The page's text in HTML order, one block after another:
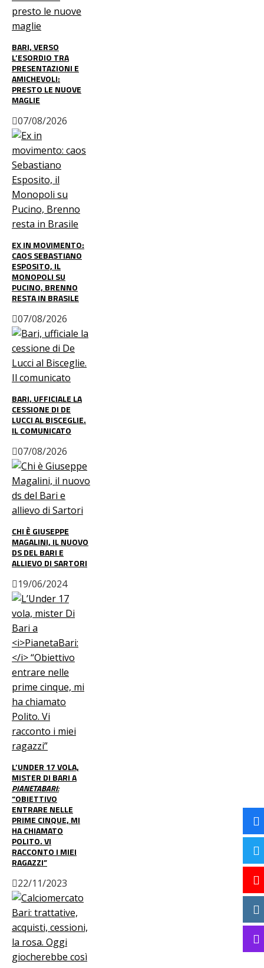
BARI, VERSO
L’ESORDIO TRA
PRESENTAZIONI E
AMICHEVOLI:
PRESTO LE NUOVE
MAGLIE
07/08/2026
EX IN MOVIMENTO:
CAOS SEBASTIANO
ESPOSITO, IL
MONOPOLI SU
PUCINO, BRENNO
RESTA IN BRASILE
07/08/2026
BARI, UFFICIALE LA
CESSIONE DI DE
LUCCI AL BISCEGLIE.
IL COMUNICATO
07/08/2026
CHI È GIUSEPPE
MAGALINI, IL NUOVO
DS DEL BARI E
ALLIEVO DI SARTORI
19/06/2024
L’UNDER 17 VOLA,
MISTER DI BARI A
PIANETABARI:
“OBIETTIVO
ENTRARE NELLE
PRIME CINQUE, MI
HA CHIAMATO
POLITO. VI
RACCONTO I MIEI
RAGAZZI”
22/11/2023